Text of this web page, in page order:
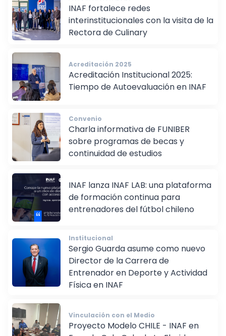
Acreditación 2025
INAF fortalece redes
interinstitucionales con la visita de la
Rectora de Culinary
Acreditación 2025
Acreditación Institucional 2025:
Tiempo de Autoevaluación en INAF
Convenio
Charla informativa de FUNIBER
sobre programas de becas y
INAF lanza INAF LAB: una plataforma
de formación continua para
Institucional
Sergio Guarda asume como nuevo
Director de la Carrera de
Entrenador en Deporte y Actividad
Vinculación con el Medio
Proyecto Modelo CHILE - INAF en